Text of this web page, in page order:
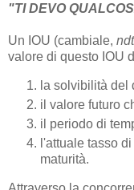
"TI DEVO
Un IOU (cambiale, ndt
valore di questo IOU
la solvibilità del
il valore futuro
il periodo di
l'attuale tasso
maturità.